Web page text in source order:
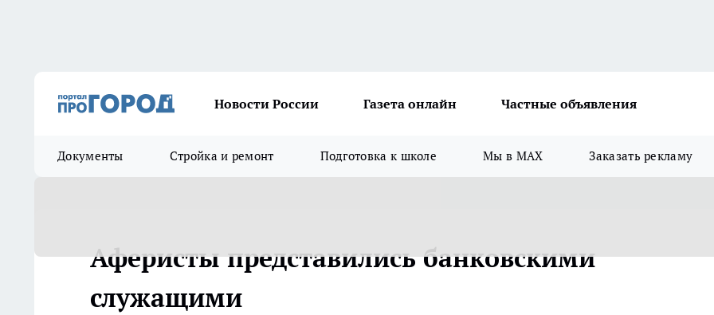
Новости России Газета онлайн Частные объявления
Документы Стройка и ремонт Подготовка к школе Мы в MAX Заказать рекламу
Аферисты представились банковскими
служащими